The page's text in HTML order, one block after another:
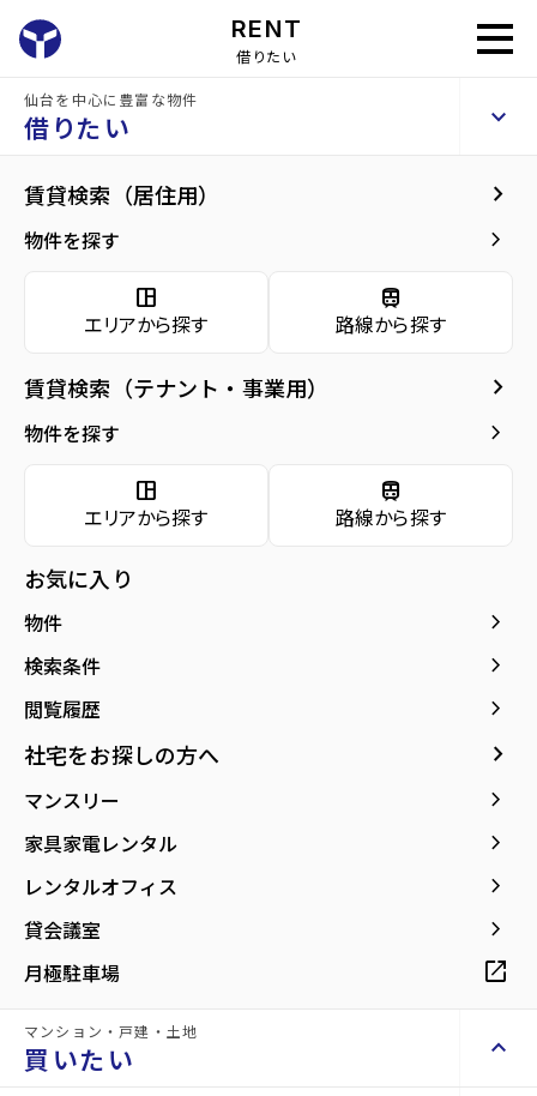
RENT
借りたい
仙台を中心に豊富な物件
借りたい keyboard_arrow_up
賃貸検索（居住用） keyboard_arrow_right
物件を探す keyboard_arrow_right
space_dashboard
エリアから探す
train
路線から探す
賃貸検索（テナント・事業用） keyboard_arrow_right
物件を探す keyboard_arrow_right
space_dashboard
エリアから探す
train
路線から探す
お気に入り
物件 keyboard_arrow_right
検索条件 keyboard_arrow_right
閲覧履歴 keyboard_arrow_right
社宅をお探しの方へ keyboard_arrow_right
マンスリー keyboard_arrow_right
家具家電レンタル keyboard_arrow_right
レンタルオフィス keyboard_arrow_right
貸会議室 keyboard_arrow_right
月極駐車場 open_in_new
マンション・戸建・土地
買いたい keyboard_arrow_up
賃貸マンション 仙台宮城野団地1号棟
建物概要
現在募集中の物件arrow_forward
arrow_forward
地図・周辺環境 arrow_forward
仙台宮城野団地1号棟
種別／構造 賃貸マンション／RC(鉄筋コンクリート)
アクセス
仙台市営バス バス停『陸上自衛隊仙台駐屯
地前』から徒歩1分
仙石線/陸前原ノ町駅 徒歩16分
所在地
現在募集中の物件
エントランス